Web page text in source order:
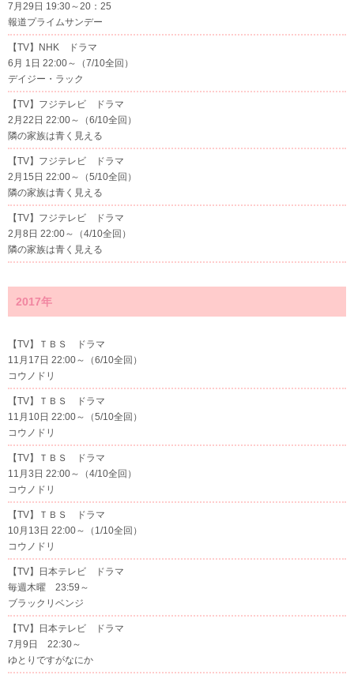
7月29日 19:30～20：25
報道プライムサンデー
【TV】NHK ドラマ
6月 1日 22:00～（7/10全回）
デイジー・ラック
【TV】フジテレビ ドラマ
2月22日 22:00～（6/10全回）
隣の家族は青く見える
【TV】フジテレビ ドラマ
2月15日 22:00～（5/10全回）
隣の家族は青く見える
【TV】フジテレビ ドラマ
2月8日 22:00～（4/10全回）
隣の家族は青く見える
2017年
【TV】ＴＢＳ ドラマ
11月17日 22:00～（6/10全回）
コウノドリ
【TV】ＴＢＳ ドラマ
11月10日 22:00～（5/10全回）
コウノドリ
【TV】ＴＢＳ ドラマ
11月3日 22:00～（4/10全回）
コウノドリ
【TV】ＴＢＳ ドラマ
10月13日 22:00～（1/10全回）
コウノドリ
【TV】日本テレビ ドラマ
毎週木曜 23:59～
ブラックリベンジ
【TV】日本テレビ ドラマ
7月9日 22:30～
ゆとりですがなにか